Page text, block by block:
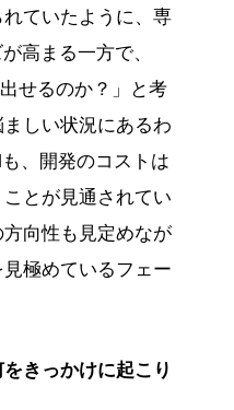
ていたように、専
高まる一方で、
せるのか？」と考
しい状況にあるわ
、開発のコストは
とが見通されてい
向性も見定めなが
極めているフェー
きっかけに起こり